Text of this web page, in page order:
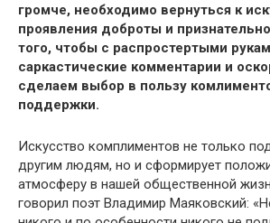
громче, необходимо вернуться к
проявления доброты и
того, чтобы с распростертыми
саркастические комментарии и
сделаем выбор в пользу
поддержки.
Искусство комплиментов не только
другим людям, но и сформирует
атмосферу в нашей общественной
говорил поэт Владимир Маяковский: